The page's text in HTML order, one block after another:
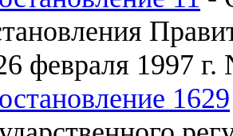
февраля 1997 г.
1629